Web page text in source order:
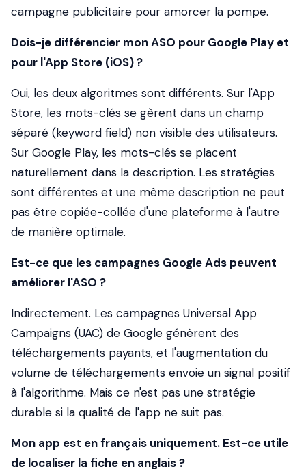
campagne publicitaire pour amorcer la pompe.
Dois-je différencier mon ASO pour Google Play et
pour l'App Store (iOS) ?
Oui, les deux algoritmes sont différents. Sur l'App
Store, les mots-clés se gèrent dans un champ
séparé (keyword field) non visible des utilisateurs.
Sur Google Play, les mots-clés se placent
naturellement dans la description. Les stratégies
sont différentes et une même description ne peut
pas être copiée-collée d'une plateforme à l'autre
de manière optimale.
Est-ce que les campagnes Google Ads peuvent
améliorer l'ASO ?
Indirectement. Les campagnes Universal App
Campaigns (UAC) de Google génèrent des
téléchargements payants, et l'augmentation du
volume de téléchargements envoie un signal positif
à l'algorithme. Mais ce n'est pas une stratégie
durable si la qualité de l'app ne suit pas.
Mon app est en français uniquement. Est-ce utile
de localiser la fiche en anglais ?